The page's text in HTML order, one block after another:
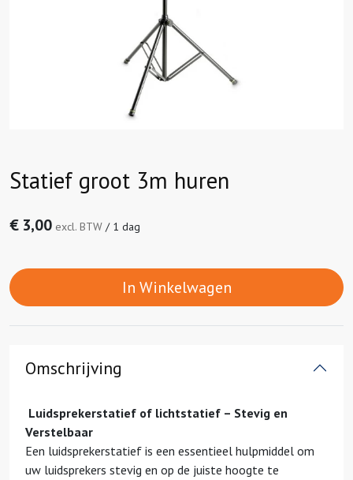
Statief groot 3m huren
€ 3,00 excl. BTW /1 dag
In Winkelwagen
Omschrijving
Luidsprekerstatief of lichtstatief – Stevig en
Verstelbaar
Een luidsprekerstatief is een essentieel hulpmiddel om
uw luidsprekers stevig en op de juiste hoogte te